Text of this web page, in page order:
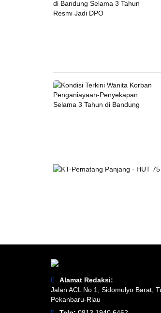
Alamat Redaksi:
Jalan ACL No 1, Sidomulyo Barat,
Pekanbaru-Riau